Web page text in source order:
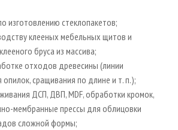
изготовлению стеклопакетов;
клееных мебельных щитов и
бруса из массива;
отходов древесины (линии
сращивания по длине и т. п.);
ДСП, ДВП, MDF, обработки кромок,
мембранные прессы для облицовки
сложной формы;